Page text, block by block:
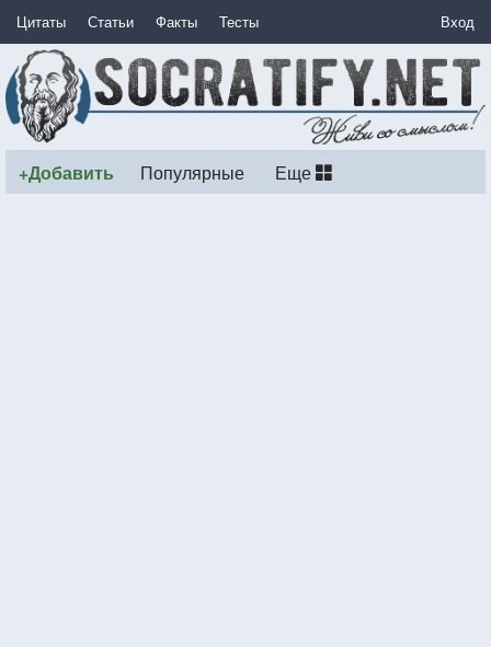
Цитаты Статьи Факты Тесты Вход
+Добавить Популярные Еще